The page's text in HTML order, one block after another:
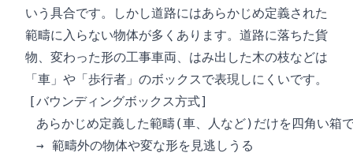
いう具合です。しかし道路にはあらかじめ定義された
範疇に入らない物体が多くあります。道路に落ちた貨
物、変わった形の工事車両、はみ出した木の枝などは
「車」や「歩行者」のボックスで表現しにくいです。